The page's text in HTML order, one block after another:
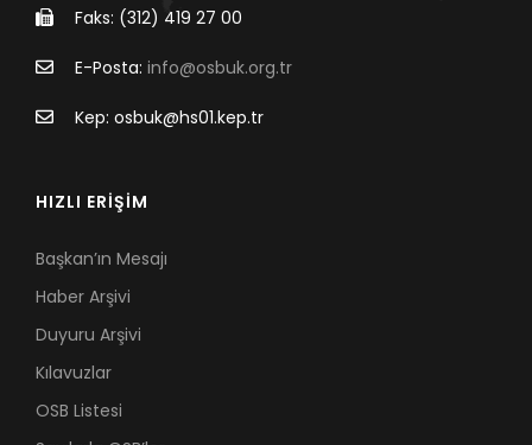
Faks: (312) 419 27 00
E-Posta: info@osbuk.org.tr
Kep: osbuk@hs01.kep.tr
HIZLI ERİŞİM
Başkan’ın Mesajı
Haber Arşivi
Duyuru Arşivi
Kılavuzlar
OSB Listesi